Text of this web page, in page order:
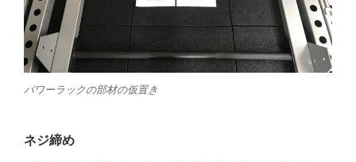
パワーラックの部材の仮置き
ネジ締め